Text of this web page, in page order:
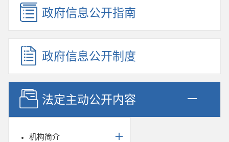
政府信息公开指南
政府信息公开制度
法定主动公开内容
机构简介